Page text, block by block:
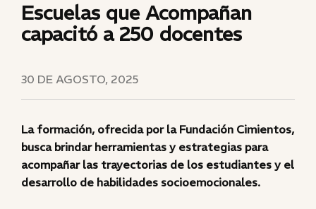
Escuelas que Acompañan
capacitó a 250 docentes
30 DE AGOSTO, 2025
La formación, ofrecida por la Fundación Cimientos,
busca brindar herramientas y estrategias para
acompañar las trayectorias de los estudiantes y el
desarrollo de habilidades socioemocionales.